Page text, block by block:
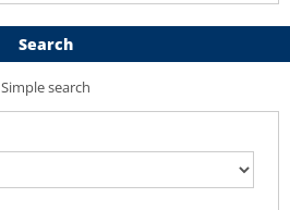
Search
Simple search